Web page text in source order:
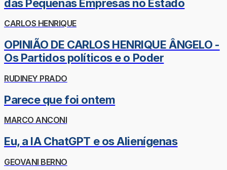
das Pequenas Empresas no Estado
CARLOS HENRIQUE
OPINIÃO DE CARLOS HENRIQUE ÂNGELO -
Os Partidos políticos e o Poder
RUDINEY PRADO
Parece que foi ontem
MARCO ANCONI
Eu, a IA ChatGPT e os Alienígenas
GEOVANI BERNO